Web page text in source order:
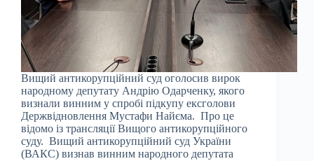
Вищий антикорупційний суд оголосив вирок
народному депутату Андрію Одарченку, якого
визнали винним у спробі підкупу ексголови
Держвідновлення Мустафи Найєма. Про це
відомо із трансляції Вищого антикорупційного
суду. Вищий антикорупційний суд України
(ВАКС) визнав винним народного депутата